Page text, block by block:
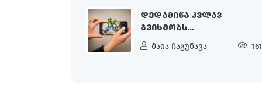
ᲓᲔᲓᲐᲛᲘᲬᲐ ᲙᲕᲚᲐᲕ
ᲒᲕᲘᲮᲛᲝᲑᲡ...
მაია ჩაგუნავა